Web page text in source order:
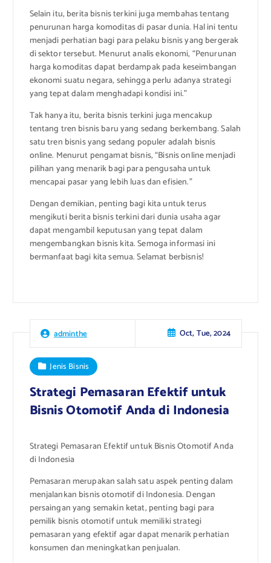
Selain itu, berita bisnis terkini juga membahas tentang
penurunan harga komoditas di pasar dunia. Hal ini tentu
menjadi perhatian bagi para pelaku bisnis yang bergerak
di sektor tersebut. Menurut analis ekonomi, “Penurunan
harga komoditas dapat berdampak pada keseimbangan
ekonomi suatu negara, sehingga perlu adanya strategi
yang tepat dalam menghadapi kondisi ini.”
Tak hanya itu, berita bisnis terkini juga mencakup
tentang tren bisnis baru yang sedang berkembang. Salah
satu tren bisnis yang sedang populer adalah bisnis
online. Menurut pengamat bisnis, “Bisnis online menjadi
pilihan yang menarik bagi para pengusaha untuk
mencapai pasar yang lebih luas dan efisien.”
Dengan demikian, penting bagi kita untuk terus
mengikuti berita bisnis terkini dari dunia usaha agar
dapat mengambil keputusan yang tepat dalam
mengembangkan bisnis kita. Semoga informasi ini
bermanfaat bagi kita semua. Selamat berbisnis!
adminthe Oct, Tue, 2024
Jenis Bisnis
Strategi Pemasaran Efektif untuk
Bisnis Otomotif Anda di Indonesia
Strategi Pemasaran Efektif untuk Bisnis Otomotif Anda
di Indonesia
Pemasaran merupakan salah satu aspek penting dalam
menjalankan bisnis otomotif di Indonesia. Dengan
persaingan yang semakin ketat, penting bagi para
pemilik bisnis otomotif untuk memiliki strategi
pemasaran yang efektif agar dapat menarik perhatian
konsumen dan meningkatkan penjualan.